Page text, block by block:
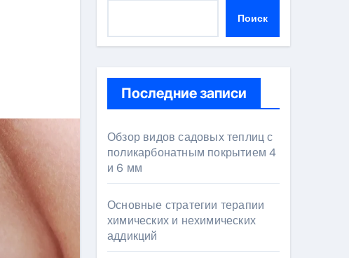
Поиск
Последние записи
Обзор видов садовых теплиц с
поликарбонатным покрытием 4
и 6 мм
Основные стратегии терапии
химических и нехимических
аддикций